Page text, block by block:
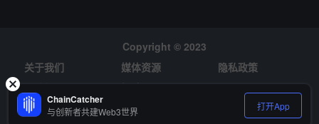
Copyright © 2023
关于我们
媒体资源
隐私政策
风险提示
招聘
ChainCatcher
与创新者共建Web3世界 打开App